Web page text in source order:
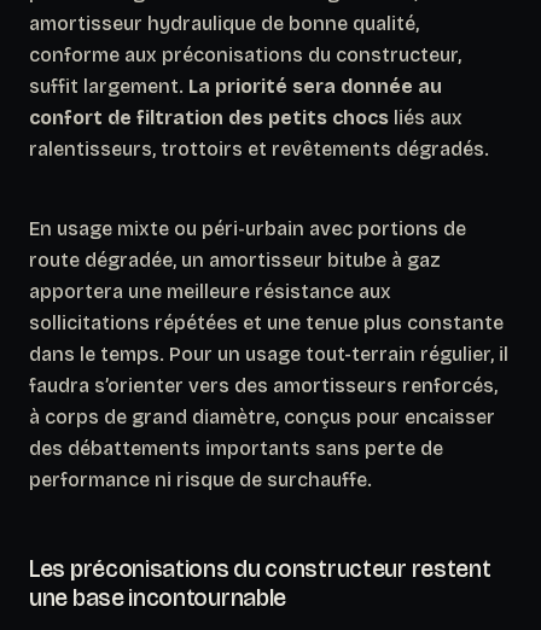
amortisseur hydraulique de bonne qualité,
conforme aux préconisations du constructeur,
suffit largement. La priorité sera donnée au
confort de filtration des petits chocs liés aux
ralentisseurs, trottoirs et revêtements dégradés.
En usage mixte ou péri-urbain avec portions de
route dégradée, un amortisseur bitube à gaz
apportera une meilleure résistance aux
sollicitations répétées et une tenue plus constante
dans le temps. Pour un usage tout-terrain régulier, il
faudra s’orienter vers des amortisseurs renforcés,
à corps de grand diamètre, conçus pour encaisser
des débattements importants sans perte de
performance ni risque de surchauffe.
Les préconisations du constructeur restent
une base incontournable